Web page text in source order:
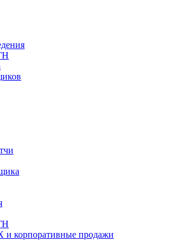
и корпоративные продажи